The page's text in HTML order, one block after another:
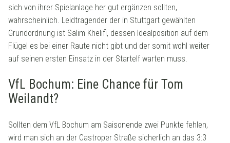
sich von ihrer Spielanlage her gut ergänzen sollten,
wahrscheinlich. Leidtragender der in Stuttgart gewählten
Grundordnung ist Salim Khelifi, dessen Idealposition auf dem
Flügel es bei einer Raute nicht gibt und der somit wohl weiter
auf seinen ersten Einsatz in der Startelf warten muss.
VfL Bochum: Eine Chance für Tom
Weilandt?
Sollten dem VfL Bochum am Saisonende zwei Punkte fehlen,
wird man sich an der Castroper Straße sicherlich an das 3:3